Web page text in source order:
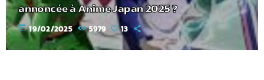
annoncée à Anime Japan 2025 ?
today 19/02/2025 5979 13